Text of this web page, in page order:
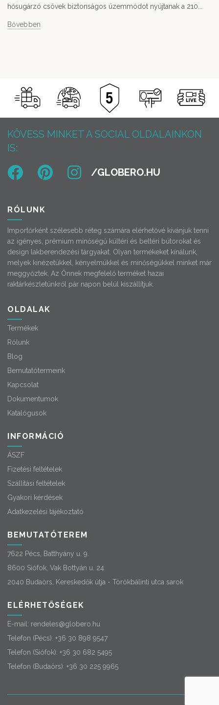
hősugárzó csövek biztonságos üzemmódot nyújtanak a 210...
Bővebben
KÖVESS MINKET A SOCIAL OLDALAINKON
IS:
RÓLUNK
Importőrként szélesebb réteg számára elérhetővé kívánjuk tenni
az igényes, prémium minőségű kültéri és beltéri bútorokat és
design lakberendezési tárgyakat. Olyan termékeket kínálunk,
melyek kinézetükkel, kényelmükkel és minőségükkel minket már
meggyőztek. Az Önnek megfelelő terméket hazai
raktárkészletünkről pár napon belül kiszállítjuk.
OLDALAK
Termékek
Rólunk
Blog
Bemutatótermeink
Kapcsolat
Dokumentumok
Katalógusok
INFORMÁCIÓ
ÁSZF
Fizetési feltételek
Szállítási feltételek
Gyakori kérdések
Adatkezelési tájékoztató
BEMUTATÓTEREM
7622 Pécs, Batthyány u. 9.
8600 Siófok, Vak Bottyán u. 24.
2040 Budaörs, Kereskedők útja - Törökbálinti utca sarok
ELÉRHETŐSÉGEK
E-mail: rendeles@globero.hu
Telefon (Pécs): +36 30 898 9547
Telefon (Siófok): +36 30 682 5495
Telefon (Budaörs): +36 30 225 9965